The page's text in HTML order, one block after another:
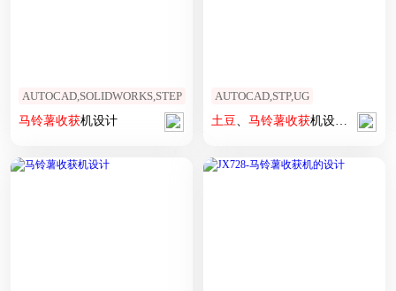
AUTOCAD,SOLIDWORKS,STEP
马铃薯收获机设计
AUTOCAD,STP,UG
土豆 马铃薯收获机设计含NX三维及13张CAD图